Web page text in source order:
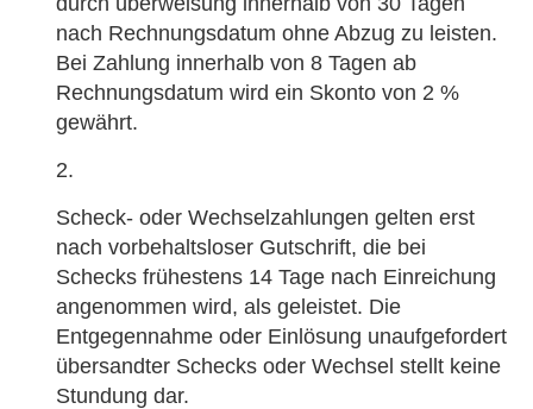
nach Rechnungsdatum ohne Abzug zu leisten.
Bei Zahlung innerhalb von 8 Tagen ab
Rechnungsdatum wird ein Skonto von 2 %
gewährt.
Scheck- oder Wechselzahlungen gelten erst
nach vorbehaltsloser Gutschrift, die bei
Schecks frühestens 14 Tage nach Einreichung
angenommen wird, als geleistet. Die
Entgegennahme oder Einlösung unaufgefordert
übersandter Schecks oder Wechsel stellt keine
Stundung dar.